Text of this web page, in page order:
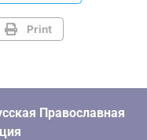
Print
Православная